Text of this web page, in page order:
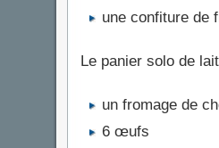
une confiture de
Le panier solo de
un fromage de
6 œufs